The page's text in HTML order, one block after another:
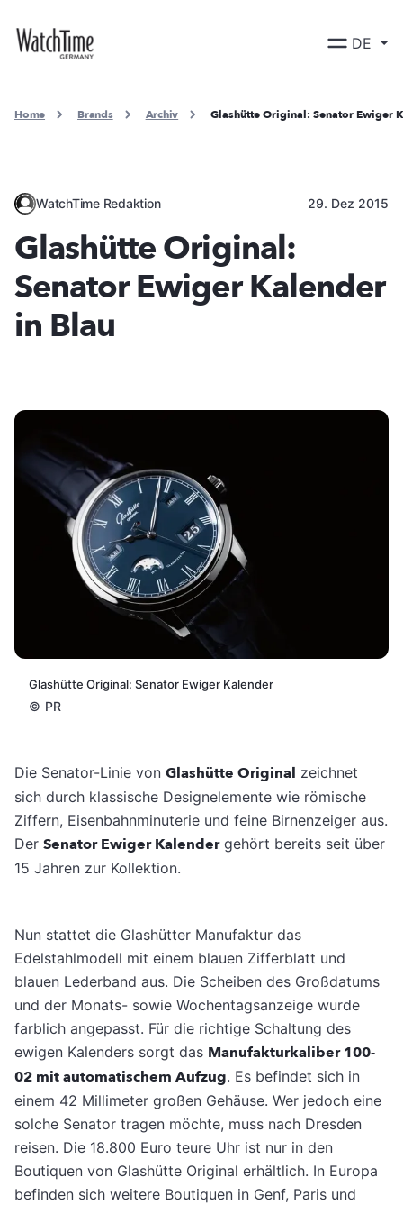
DE
Home Brands Archiv Glashütte Original: Senator Ewiger
WatchTime Redaktion 29. Dez 2015
Glashütte Original:
Senator Ewiger Kalender
in Blau
Glashütte Original: Senator Ewiger Kalender
© PR
Die Senator-Linie von Glashütte Original zeichnet
sich durch klassische Designelemente wie römische
Ziffern, Eisenbahnminuterie und feine Birnenzeiger aus.
Der Senator Ewiger Kalendergehört bereits seit über
15 Jahren zur Kollektion.
Nun stattet die Glashütter Manufaktur das
Edelstahlmodell mit einem blauen Zifferblatt und
blauen Lederband aus. Die Scheiben des Großdatums
und der Monats- sowie Wochentagsanzeige wurde
farblich angepasst. Für die richtige Schaltung des
ewigen Kalenders sorgt das Manufakturkaliber 100-
02 mit automatischem Aufzug. Es befindet sich in
einem 42 Millimeter großen Gehäuse. Wer jedoch eine
solche Senator tragen möchte, muss nach Dresden
reisen. Die 18.800 Euro teure Uhr ist nur in den
Boutiquen von Glashütte Original erhältlich. In Europa
befinden sich weitere Boutiquen in Genf, Paris und